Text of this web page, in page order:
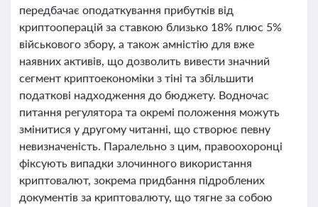
передбачає оподаткування прибутків від
криптооперацій за ставкою близько 18% плюс 5%
військового збору, а також амністію для вже
наявних активів, що дозволить вивести значний
сегмент криптоекономіки з тіні та збільшити
податкові надходження до бюджету. Водночас
питання регулятора та окремі положення можуть
змінитися у другому читанні, що створює певну
невизначеність. Паралельно з цим, правоохоронці
фіксують випадки злочинного використання
криптовалют, зокрема придбання підроблених
документів за криптовалюту, що тягне за собою